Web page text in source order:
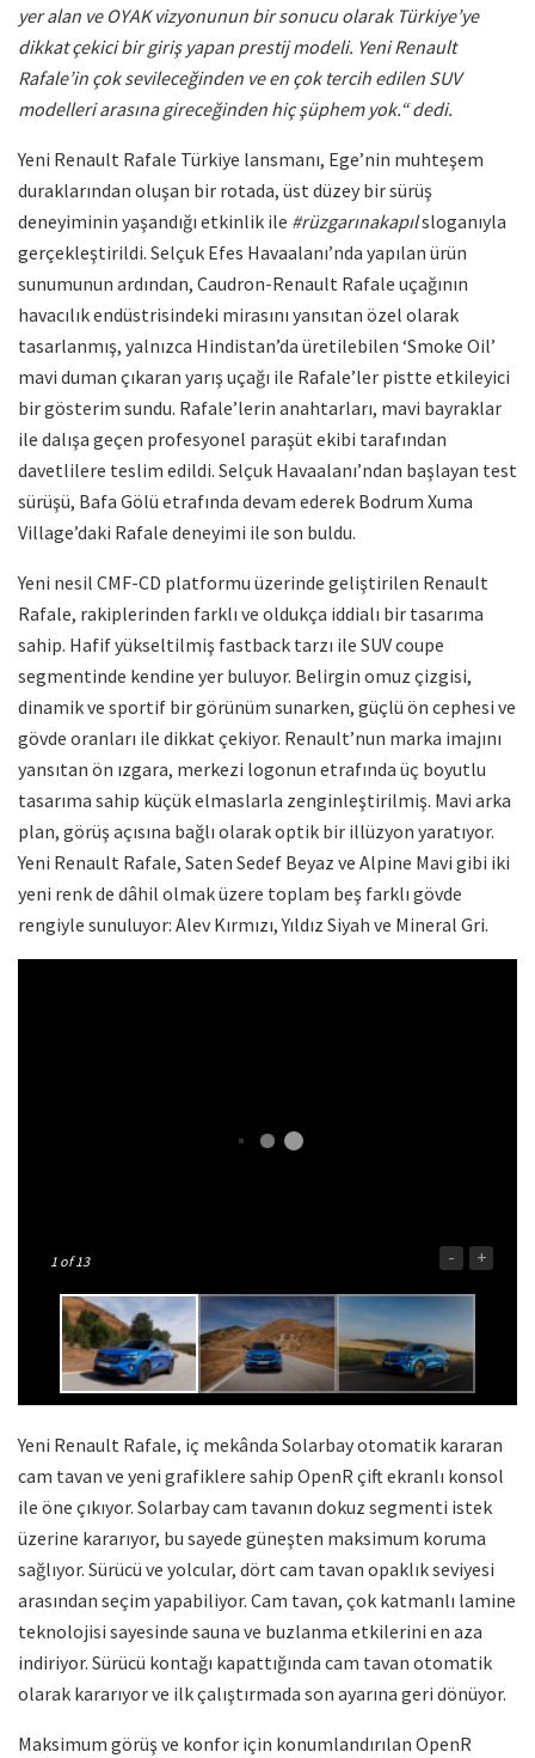
yer alan ve OYAK vizyonunun bir sonucu olarak Türkiye’ye
dikkat çekici bir giriş yapan prestij modeli. Yeni Renault
Rafale’in çok sevileceğinden ve en çok tercih edilen SUV
modelleri arasına gireceğinden hiç şüphem yok.“ dedi.
Yeni Renault Rafale Türkiye lansmanı, Ege’nin muhteşem
duraklarından oluşan bir rotada, üst düzey bir sürüş
deneyiminin yaşandığı etkinlik ile #rüzgarınakapılsloganıyla
gerçekleştirildi. Selçuk Efes Havaalanı’nda yapılan ürün
sunumunun ardından, Caudron-Renault Rafale uçağının
havacılık endüstrisindeki mirasını yansıtan özel olarak
tasarlanmış, yalnızca Hindistan’da üretilebilen ‘Smoke Oil’
mavi duman çıkaran yarış uçağı ile Rafale’ler pistte etkileyici
bir gösterim sundu. Rafale’lerin anahtarları, mavi bayraklar
ile dalışa geçen profesyonel paraşüt ekibi tarafından
davetlilere teslim edildi. Selçuk Havaalanı’ndan başlayan test
sürüşü, Bafa Gölü etrafında devam ederek Bodrum Xuma
Village’daki Rafale deneyimi ile son buldu.
Yeni nesil CMF-CD platformu üzerinde geliştirilen Renault
Rafale, rakiplerinden farklı ve oldukça iddialı bir tasarıma
sahip. Hafif yükseltilmiş fastback tarzı ile SUV coupe
segmentinde kendine yer buluyor. Belirgin omuz çizgisi,
dinamik ve sportif bir görünüm sunarken, güçlü ön cephesi ve
gövde oranları ile dikkat çekiyor. Renault’nun marka imajını
yansıtan ön ızgara, merkezi logonun etrafında üç boyutlu
tasarıma sahip küçük elmaslarla zenginleştirilmiş. Mavi arka
plan, görüş açısına bağlı olarak optik bir illüzyon yaratıyor.
Yeni Renault Rafale, Saten Sedef Beyaz ve Alpine Mavi gibi iki
yeni renk de dâhil olmak üzere toplam beş farklı gövde
rengiyle sunuluyor: Alev Kırmızı, Yıldız Siyah ve Mineral Gri.
1 of 13 - +
Yeni Renault Rafale, iç mekânda Solarbay otomatik kararan
cam tavan ve yeni grafiklere sahip OpenR çift ekranlı konsol
ile öne çıkıyor. Solarbay cam tavanın dokuz segmenti istek
üzerine kararıyor, bu sayede güneşten maksimum koruma
sağlıyor. Sürücü ve yolcular, dört cam tavan opaklık seviyesi
arasından seçim yapabiliyor. Cam tavan, çok katmanlı lamine
teknolojisi sayesinde sauna ve buzlanma etkilerini en aza
indiriyor. Sürücü kontağı kapattığında cam tavan otomatik
olarak kararıyor ve ilk çalıştırmada son ayarına geri dönüyor.
Maksimum görüş ve konfor için konumlandırılan OpenR